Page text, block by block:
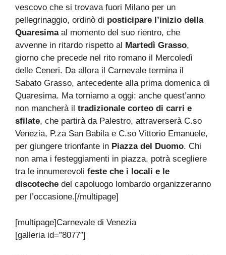
vescovo che si trovava fuori Milano per un
pellegrinaggio, ordinò di posticipare l’inizio della
Quaresimaal momento del suo rientro, che
avvenne in ritardo rispetto al Martedì Grasso,
giorno che precede nel rito romano il Mercoledì
delle Ceneri. Da allora il Carnevale termina il
Sabato Grasso, antecedente alla prima domenica di
Quaresima. Ma torniamo a oggi: anche quest’anno
non mancherà il tradizionale corteo di carri e
sfilate, che partirà da Palestro, attraverserà C.so
Venezia, P.za San Babila e C.so Vittorio Emanuele,
per giungere trionfante in Piazza del Duomo. Chi
non ama i festeggiamenti in piazza, potrà scegliere
tra le innumerevoli feste che i locali e le
discoteche del capoluogo lombardo organizzeranno
per l’occasione.[/multipage]
[multipage]Carnevale di Venezia
[galleria id=”8077″]